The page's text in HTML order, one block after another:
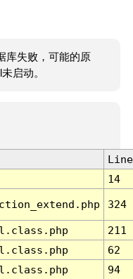
库失败，可能的原
启动。
Line
14
324
211
62
94